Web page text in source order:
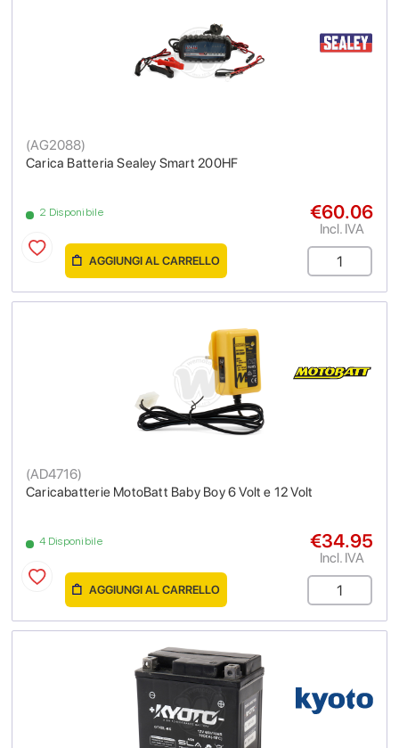
Carica Batteria Sealey Smart 200HF
(AG2088)
2 Disponibile €60.06
Incl. IVA
AGGIUNGI AL CARRELLO
Caricabatterie MotoBatt Baby Boy 6 Volt e 12 Volt
(AD4716)
4 Disponibile €34.95
Incl. IVA
AGGIUNGI AL CARRELLO